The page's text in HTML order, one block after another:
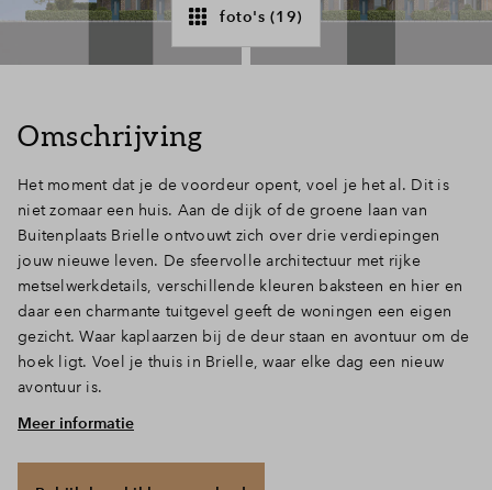
foto's (19)
Omschrijving
Het moment dat je de voordeur opent, voel je het al. Dit is
niet zomaar een huis. Aan de dijk of de groene laan van
Buitenplaats Brielle ontvouwt zich over drie verdiepingen
jouw nieuwe leven. De sfeervolle architectuur met rijke
metselwerkdetails, verschillende kleuren baksteen en hier en
daar een charmante tuitgevel geeft de woningen een eigen
gezicht. Waar kaplaarzen bij de deur staan en avontuur om de
hoek ligt. Voel je thuis in Brielle, waar elke dag een nieuw
avontuur is.
Voel je thuis
Meer informatie